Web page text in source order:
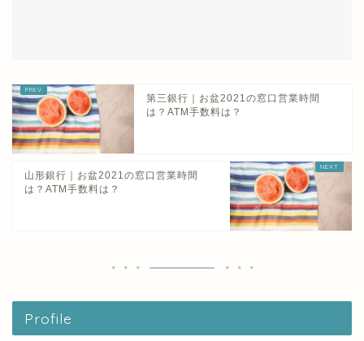
第三銀行｜お盆2021の窓口営業時間
は？ATM手数料は？
山形銀行｜お盆2021の窓口営業時間
は？ATM手数料は？
Profile